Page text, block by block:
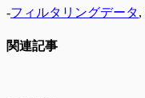
-フィルタリングデータ,
関連記事